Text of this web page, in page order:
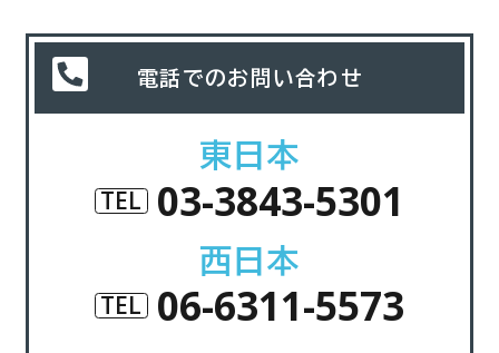
電話でのお問い合わせ
東日本
TEL 03-3843-5301
西日本
TEL 06-6311-5573